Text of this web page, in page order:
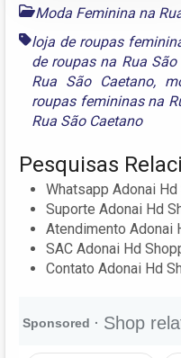
Moda Feminina na
loja de roupas
de roupas na Rua São
Rua São Caetano,
roupas femininas na
Rua São Caetano
Pesquisas
Whatsapp Adonai
Suporte Adonai Hd
Atendimento Adonai
SAC Adonai Hd
Contato Adonai Hd